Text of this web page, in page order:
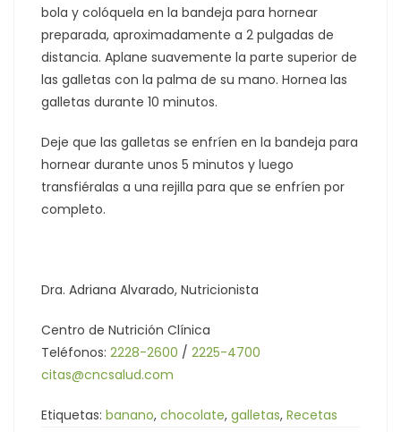
bola y colóquela en la bandeja para hornear
preparada, aproximadamente a 2 pulgadas de
distancia. Aplane suavemente la parte superior de
las galletas con la palma de su mano. Hornea las
galletas durante 10 minutos.
Deje que las galletas se enfríen en la bandeja para
hornear durante unos 5 minutos y luego
transfiéralas a una rejilla para que se enfríen por
completo.
Dra. Adriana Alvarado, Nutricionista
Centro de Nutrición Clínica
Teléfonos: 2228-2600 / 2225-4700
citas@cncsalud.com
Etiquetas: banano, chocolate, galletas, Recetas